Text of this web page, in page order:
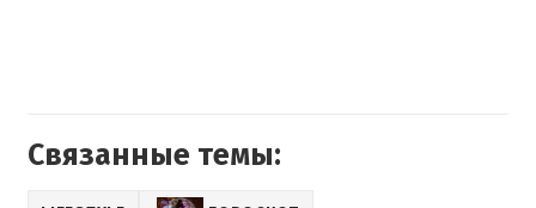
Связанные темы: